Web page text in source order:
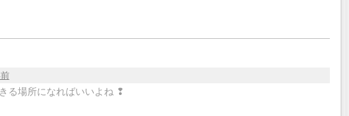
る場所になればいいよね ❢